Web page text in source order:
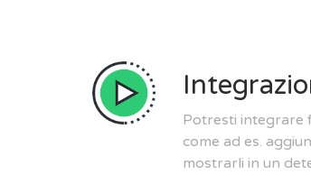
Potresti integrare
come ad es.
mostrarli in un